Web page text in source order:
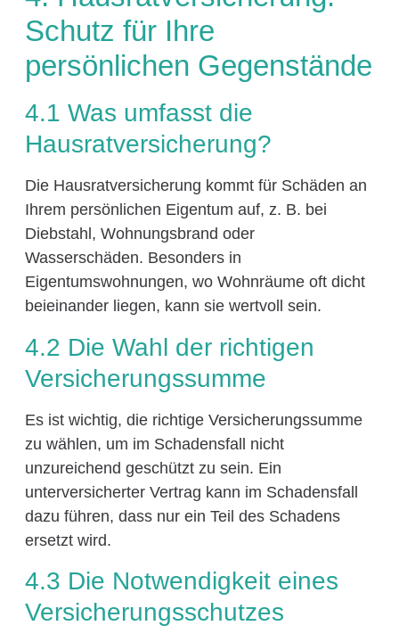
Schutz für Ihre
persönlichen Gegenstände
4.1 Was umfasst die
Hausratversicherung?
Die Hausratversicherung kommt für Schäden an
Ihrem persönlichen Eigentum auf, z. B. bei
Diebstahl, Wohnungsbrand oder
Wasserschäden. Besonders in
Eigentumswohnungen, wo Wohnräume oft dicht
beieinander liegen, kann sie wertvoll sein.
4.2 Die Wahl der richtigen
Versicherungssumme
Es ist wichtig, die richtige Versicherungssumme
zu wählen, um im Schadensfall nicht
unzureichend geschützt zu sein. Ein
unterversicherter Vertrag kann im Schadensfall
dazu führen, dass nur ein Teil des Schadens
ersetzt wird.
4.3 Die Notwendigkeit eines
Versicherungsschutzes